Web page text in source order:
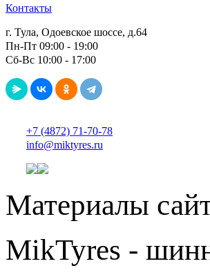
Контакты
г. Тула, Одоевское шоссе, д.64
Пн-Пт 09:00 - 19:00
Сб-Вс 10:00 - 17:00
+7 (4872) 71-70-78
info@miktyres.ru
Материалы
MikTyres -